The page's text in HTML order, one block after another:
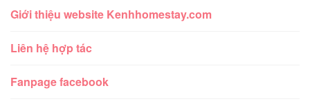
Giới thiệu website Kenhhomestay.com
Liên hệ hợp tác
Fanpage facebook